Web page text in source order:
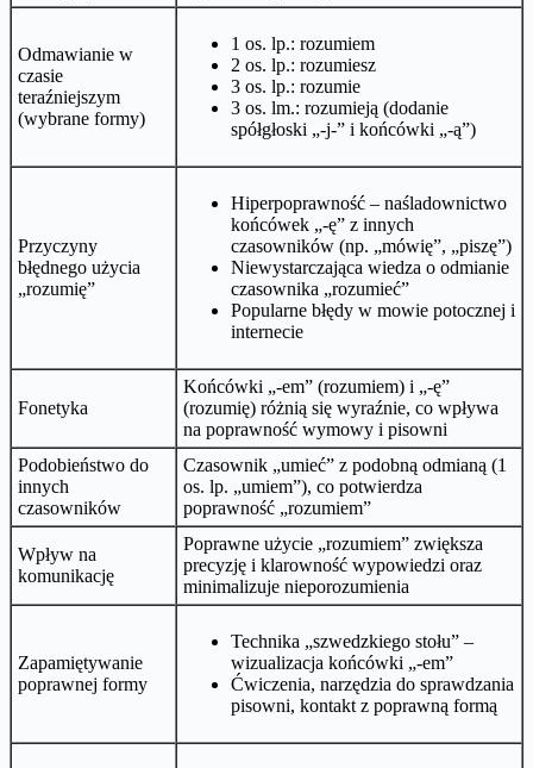
Odmawianie w
czasie
teraźniejszym
(wybrane formy)
1 os. lp.: rozumiem
2 os. lp.: rozumiesz
3 os. lp.: rozumie
3 os. lm.: rozumieją (dodanie
spółgłoski „-j-” i końcówki „-ą”)
Przyczyny
błędnego użycia
„rozumię”
Hiperpoprawność – naśladownictwo
końcówek „-ę” z innych
czasowników (np. „mówię”, „piszę”)
Niewystarczająca wiedza o odmianie
czasownika „rozumieć”
Popularne błędy w mowie potocznej i
internecie
Fonetyka
Końcówki „-em” (rozumiem) i „-ę”
(rozumię) różnią się wyraźnie, co wpływa
na poprawność wymowy i pisowni
Podobieństwo do
innych
czasowników
Czasownik „umieć” z podobną odmianą (1
os. lp. „umiem”), co potwierdza
poprawność „rozumiem”
Wpływ na
komunikację
Poprawne użycie „rozumiem” zwiększa
precyzję i klarowność wypowiedzi oraz
minimalizuje nieporozumienia
Zapamiętywanie
poprawnej formy
Technika „szwedzkiego stołu” –
wizualizacja końcówki „-em”
Ćwiczenia, narzędzia do sprawdzania
pisowni, kontakt z poprawną formą